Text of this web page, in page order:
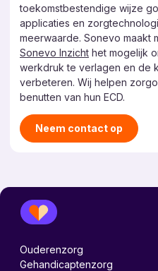
toekomstbestendige wijze
applicaties en
meerwaarde. Sonevo maakt
Sonevo Inzicht het mogelijk
werkdruk te verlagen en de
verbeteren. Wij helpen
benutten van hun ECD.
Neem contact op
Ouderenzorg
Gehandicaptenzorg